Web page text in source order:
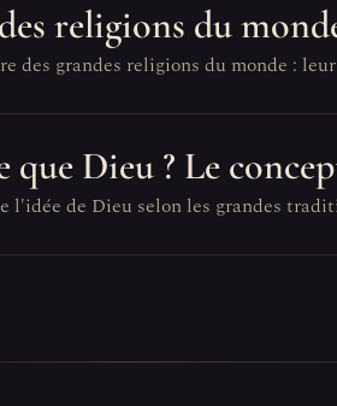
religions du
des grandes religions du monde :
que Dieu ? Le
l'idée de Dieu selon les grandes